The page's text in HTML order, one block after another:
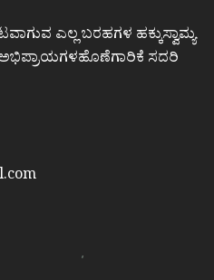
ಎಲ್ಲ ಬರಹಗಳ ಹಕ್ಕುಸ್ವಾಮ್ಯ
ಸದರಿ